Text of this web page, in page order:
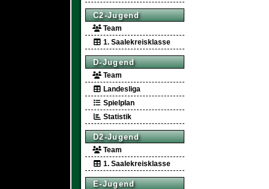
C2-Jugend
Team
1. Saalekreisklasse
D-Jugend
Team
Landesliga
Spielplan
Statistik
D2-Jugend
Team
1. Saalekreisklasse
E-Jugend